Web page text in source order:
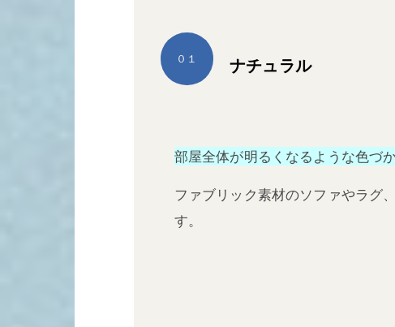
ナチュラル
０１
部屋全体が明るくなるような色づ
ファブリック素材のソファやラグ
す。